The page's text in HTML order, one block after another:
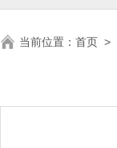
当前位置： 首页 >